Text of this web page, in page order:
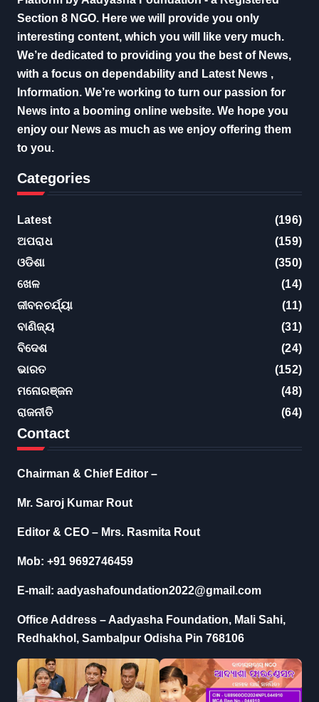
Section 8 NGO. Here we will provide you only
interesting content, which you will like very much.
We’re dedicated to providing you the best of News,
with a focus on dependability and Latest News ,
Information. We’re working to turn our passion for
News into a booming online website. We hope you
enjoy our News as much as we enjoy offering them
to you.
Categories
Latest
(196)
ଅପରାଧ
(159)
ଓଡିଶା
(350)
ଖେଳ
(14)
ଜୀବନଚର୍ଯ୍ୟା
(11)
ବାଣିଜ୍ୟ
(31)
ବିଦେଶ
(24)
ଭାରତ
(152)
ମନୋରଞ୍ଜନ
(48)
ରାଜନୀତି
(64)
Contact
Chairman & Chief Editor –
Mr. Saroj Kumar Rout
Editor & CEO – Mrs. Rasmita Rout
Mob: +91 9692746459
E-mail: aadyashafoundation2022@gmail.com
Office Address – Aadyasha Foundation, Mali Sahi,
Redhakhol, Sambalpur Odisha Pin 768106